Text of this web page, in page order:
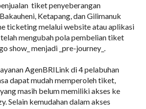
tiket penyeberangan
Ketapang, dan Gilimanuk
ticketing melalui website atau aplikasi
mengubah pola pembelian tiket
show_ menjadi _pre-journey_.
AgenBRILink di 4 pelabuhan
dapat mudah memperoleh tiket,
masih belum memiliki akses ke
Selain kemudahan dalam akses